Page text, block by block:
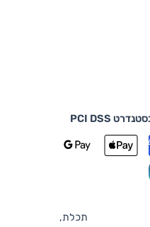
תכלת,